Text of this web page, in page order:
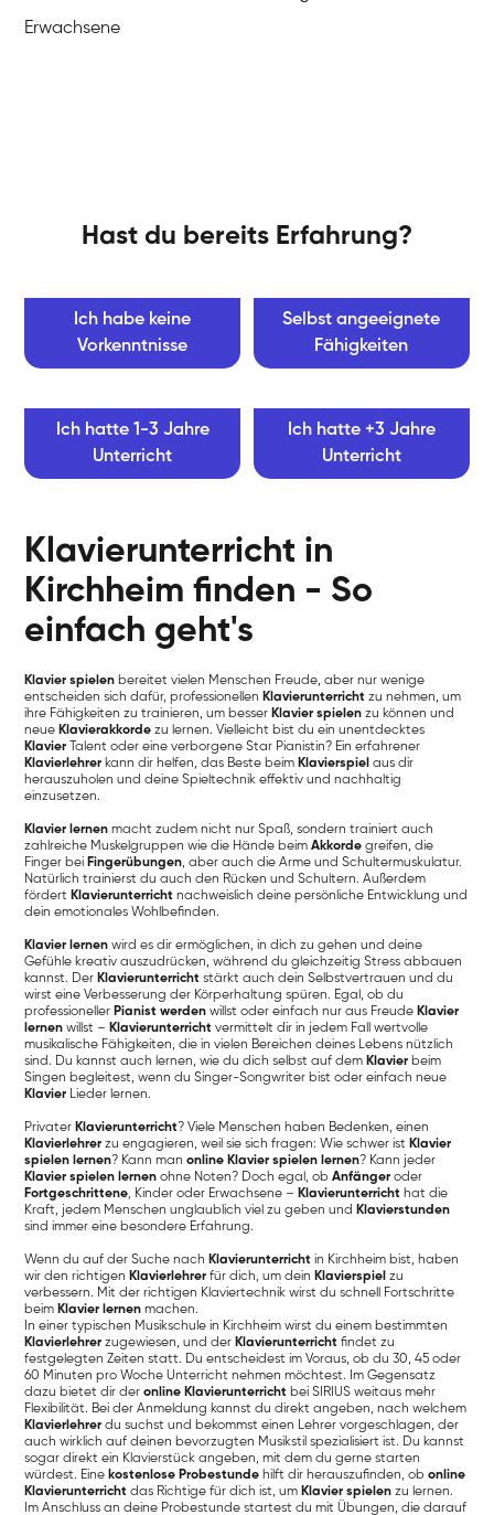
Erwachsene
Hast du bereits Erfahrung?
Ich habe keine
Vorkenntnisse
Selbst angeeignete
Fähigkeiten
Ich hatte 1-3 Jahre
Unterricht
Ich hatte +3 Jahre
Unterricht
Klavierunterricht in
Kirchheim finden - So
einfach geht's
Klavier spielen bereitet vielen Menschen Freude, aber nur wenige
entscheiden sich dafür, professionellen Klavierunterricht zu nehmen, um
ihre Fähigkeiten zu trainieren, um besser Klavier spielen zu können und
neue Klavierakkorde zu lernen. Vielleicht bist du ein unentdecktes
Klavier Talent oder eine verborgene Star Pianistin? Ein erfahrener
Klavierlehrer kann dir helfen, das Beste beim Klavierspiel aus dir
herauszuholen und deine Spieltechnik effektiv und nachhaltig
einzusetzen.
Klavier lernen macht zudem nicht nur Spaß, sondern trainiert auch
zahlreiche Muskelgruppen wie die Hände beimAkkorde greifen, die
Finger bei Fingerübungen, aber auch die Arme und Schultermuskulatur.
Natürlich trainierst du auch den Rücken und Schultern. Außerdem
fördert Klavierunterricht nachweislich deine persönliche Entwicklung und
dein emotionales Wohlbefinden.
Klavier lernen wird es dir ermöglichen, in dich zu gehen und deine
Gefühle kreativ auszudrücken, während du gleichzeitig Stress abbauen
kannst. Der Klavierunterricht stärkt auch dein Selbstvertrauen und du
wirst eine Verbesserung der Körperhaltung spüren. Egal, ob du
professioneller Pianist werden willst oder einfach nur aus Freude Klavier
lernen willst – Klavierunterricht vermittelt dir in jedem Fall wertvolle
musikalische Fähigkeiten, die in vielen Bereichen deines Lebens nützlich
sind. Du kannst auch lernen, wie du dich selbst auf dem Klavier beim
Singen begleitest, wenn du Singer-Songwriter bist oder einfach neue
Klavier Lieder lernen.
Privater Klavierunterricht? Viele Menschen haben Bedenken, einen
Klavierlehrer zu engagieren, weil sie sich fragen: Wie schwer ist Klavier
spielen lernen? Kann manonline Klavier spielen lernen? Kann jeder
Klavier spielen lernen ohne Noten? Doch egal, obAnfänger oder
Fortgeschrittene, Kinder oder Erwachsene – Klavierunterricht hat die
Kraft, jedem Menschen unglaublich viel zu geben und Klavierstunden
sind immer eine besondere Erfahrung.
Wenn du auf der Suche nach Klavierunterricht in Kirchheim bist, haben
wir den richtigen Klavierlehrer für dich, um dein Klavierspiel zu
verbessern. Mit der richtigen Klaviertechnik wirst du schnell Fortschritte
beim Klavier lernen machen.
In einer typischen Musikschule in Kirchheim wirst du einem bestimmten
Klavierlehrer zugewiesen, und der Klavierunterricht findet zu
festgelegten Zeiten statt. Du entscheidest im Voraus, ob du 30, 45 oder
60 Minuten pro Woche Unterricht nehmen möchtest. Im Gegensatz
dazu bietet dir deronline Klavierunterricht bei SIRIUS weitaus mehr
Flexibilität. Bei der Anmeldung kannst du direkt angeben, nach welchem
Klavierlehrer du suchst und bekommst einen Lehrer vorgeschlagen, der
auch wirklich auf deinen bevorzugten Musikstil spezialisiert ist. Du kannst
sogar direkt ein Klavierstück angeben, mit dem du gerne starten
würdest. Eine kostenlose Probestunde hilft dir herauszufinden, obonline
Klavierunterricht das Richtige für dich ist, um Klavier spielen zu lernen.
Im Anschluss an deine Probestunde startest du mit Übungen, die darauf